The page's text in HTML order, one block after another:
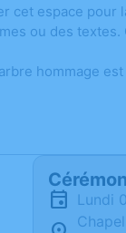
cet espace
ou des
hommage est
lundi